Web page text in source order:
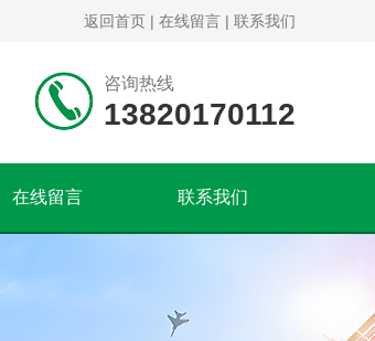
返回首页 | 在线留言 | 联系我们
咨询热线
13820170112
在线留言 联系我们